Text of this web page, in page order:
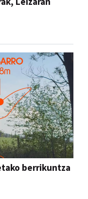
berrikuntza